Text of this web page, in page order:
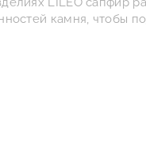
камня, чтобы